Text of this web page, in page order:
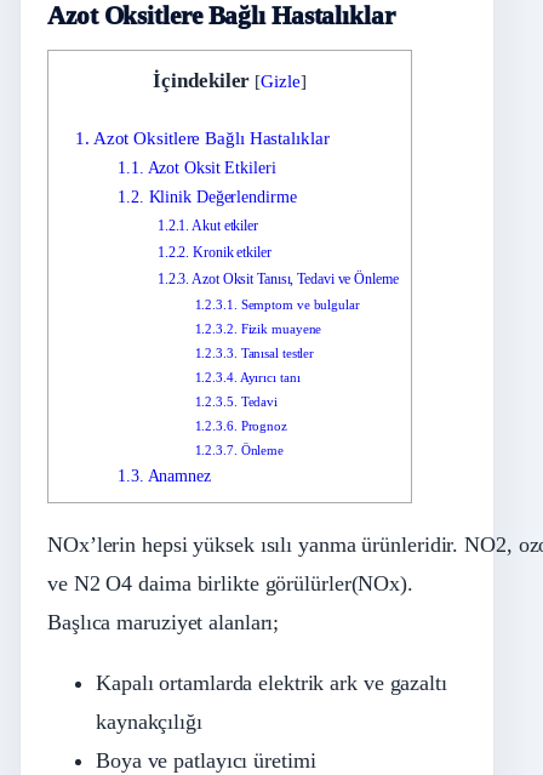
Azot Oksitlere Bağlı Hastalıklar
İçindekiler [Gizle]
1. Azot Oksitlere Bağlı Hastalıklar
1.1.
Azot Oksit Etkileri
1.2. Klinik Değerlendirme
1.2.1. Akut etkiler
1.2.2. Kronik etkiler
1.2.3. Azot Oksit Tanısı, Tedavi ve Önleme
1.2.3.1.
Semptom ve bulgular
1.2.3.2. Fizik muayene
1.2.3.3. Tanısal testler
1.2.3.4. Ayırıcı tanı
1.2.3.5. Tedavi
1.2.3.6. Prognoz
1.2.3.7. Önleme
1.3. Anamnez
NOx’lerin hepsi yüksek ısılı yanma ürünleridir. NO2,
ve N2 O4 daima birlikte görülürler(NOx).
Başlıca maruziyet alanları;
Kapalı ortamlarda elektrik ark ve gazaltı
kaynakçılığı
Boya ve patlayıcı üretimi